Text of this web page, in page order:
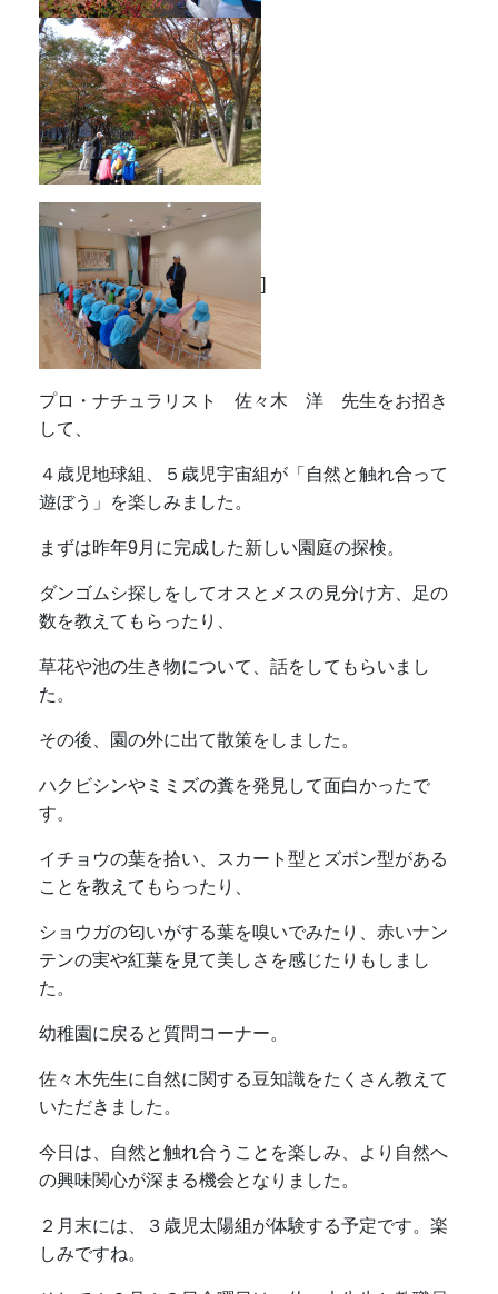
トップページ
幼稚園ブログ
プロ・ナチュラリスト 佐々木 洋 先生をお招き
して、
４歳児地球組、５歳児宇宙組が「自然と触れ合って
まずは昨年9月に完成した新しい園庭の探検。
ダンゴムシ探しをしてオスとメスの見分け方、足の
数を教えてもらったり、
草花や池の生き物について、話をしてもらいまし
た。
その後、園の外に出て散策をしました。
ハクビシンやミミズの糞を発見して面白かったで
す。
イチョウの葉を拾い、スカート型とズボン型がある
ことを教えてもらったり、
ショウガの匂いがする葉を嗅いでみたり、赤いナン
テンの実や紅葉を見て美しさを感じたりもしまし
た。
幼稚園に戻ると質問コーナー。
佐々木先生に自然に関する豆知識をたくさん教えて
いただきました。
今日は、自然と触れ合うことを楽しみ、より自然へ
の興味関心が深まる機会となりました。
２月末には、３歳児太陽組が体験する予定です。楽
しみですね。
そして１２月１３日金曜日は、佐々木先生と教職員
の研修会をします。